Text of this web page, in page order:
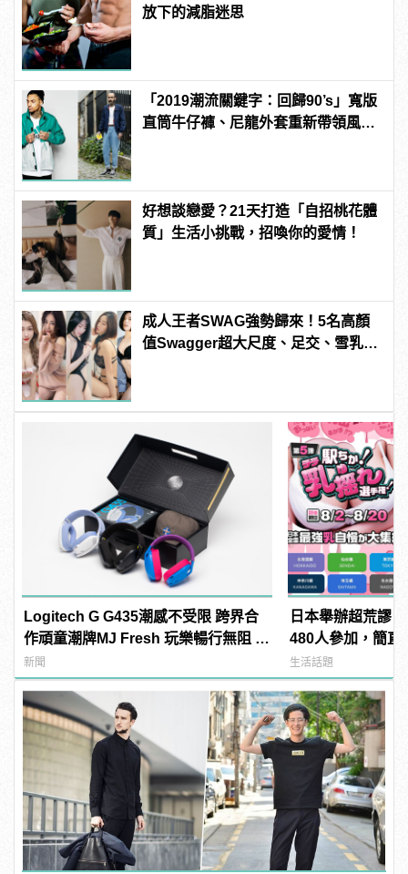
放下的減脂迷思
「2019潮流關鍵字：回歸90’s」寬版
直筒牛仔褲、尼龍外套重新帶領風
好想談戀愛？21天打造「自招桃花體
質」生活小挑戰，招喚你的愛情！
成人王者SWAG強勢歸來！5名高顏
值Swagger超大尺度、足交、雪乳、
Logitech G G435潮感不受限 跨界合
作頑童潮牌MJ Fresh 玩樂暢行無阻 |
manfashion這樣變型男
新聞
日本舉辦超荒謬
480人參加，簡直
manfashion這樣
生活話題